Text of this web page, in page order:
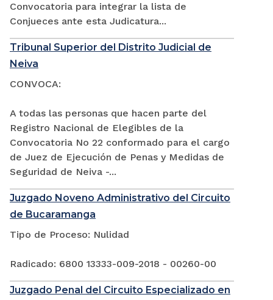
Convocatoria para integrar la lista de
Conjueces ante esta Judicatura...
Tribunal Superior del Distrito Judicial de
Neiva
CONVOCA:
A todas las personas que hacen parte del
Registro Nacional de Elegibles de la
Convocatoria No 22 conformado para el cargo
de Juez de Ejecución de Penas y Medidas de
Seguridad de Neiva -...
Juzgado Noveno Administrativo del Circuito
de Bucaramanga
Tipo de Proceso: Nulidad
Radicado: 6800 13333-009-2018 - 00260-00
Juzgado Penal del Circuito Especializado en